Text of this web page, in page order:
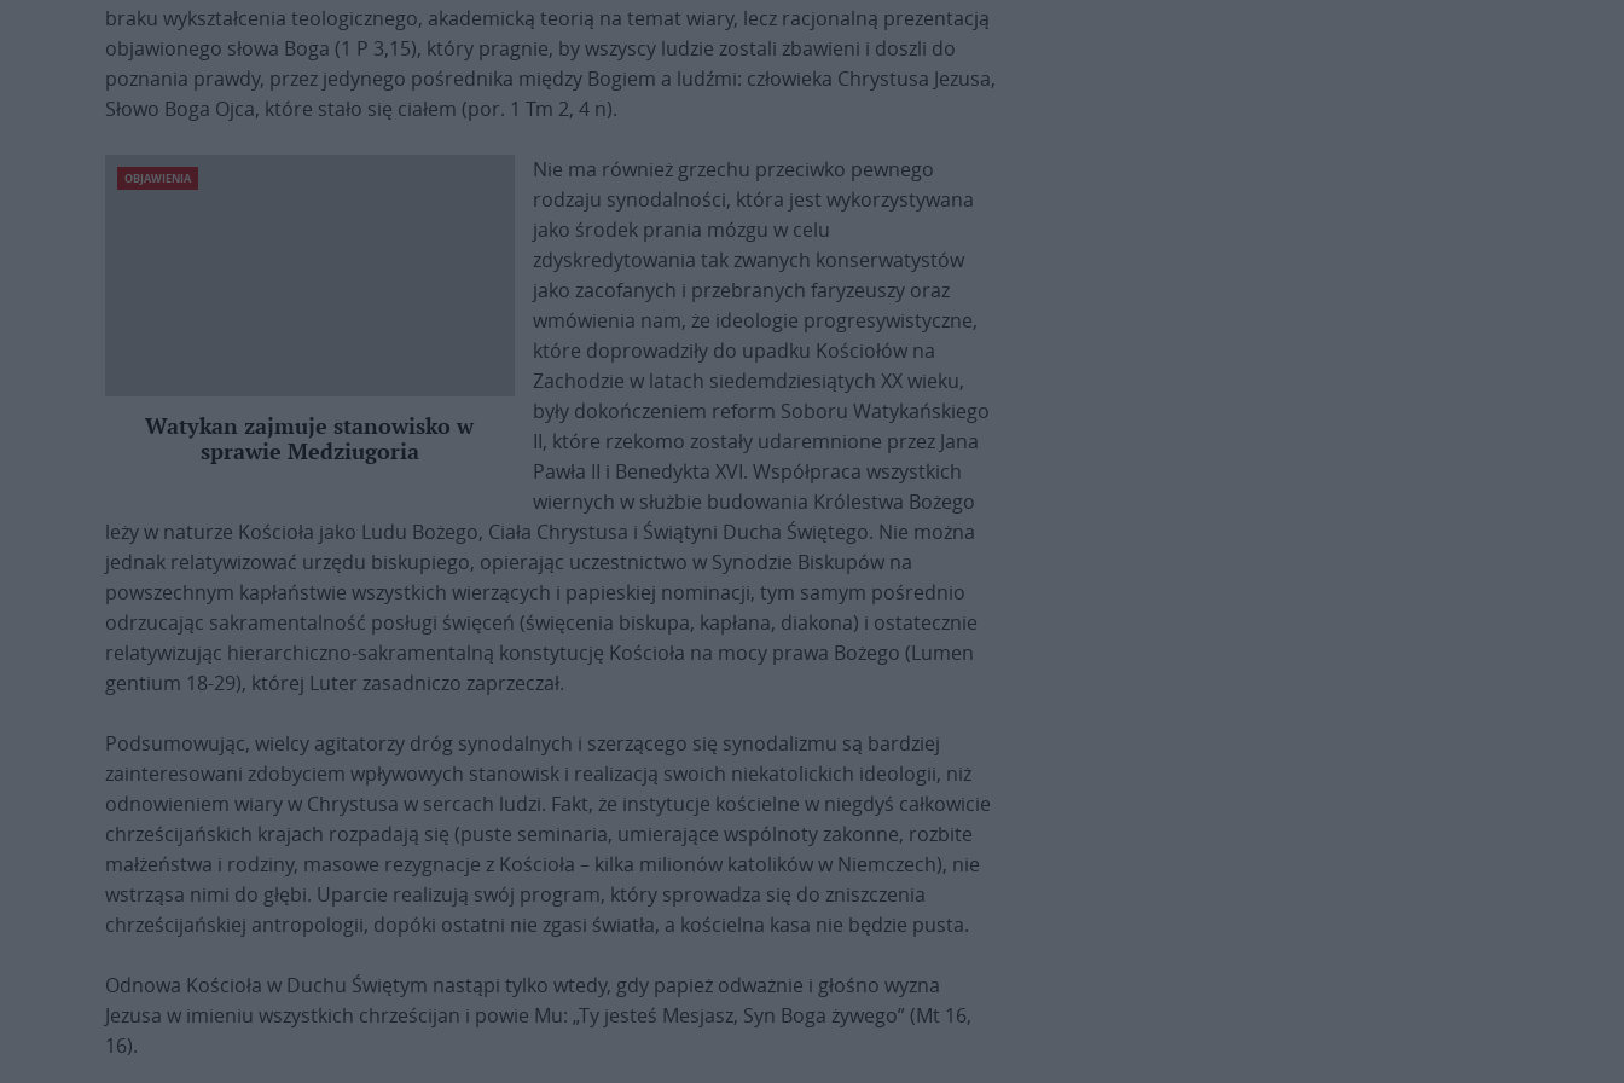
braku wykształcenia teologicznego, akademicką teorią na temat wiary, lecz racjonalną prezentacją
objawionego słowa Boga (1 P 3,15), który pragnie, by wszyscy ludzie zostali zbawieni i doszli do
poznania prawdy, przez jedynego pośrednika między Bogiem a ludźmi: człowieka Chrystusa Jezusa,
Słowo Boga Ojca, które stało się ciałem (por. 1 Tm 2, 4 n).
OBJAWIENIA
Watykan zajmuje stanowisko w
sprawie Medziugoria
Nie ma również grzechu przeciwko pewnego
rodzaju synodalności, która jest wykorzystywana
jako środek prania mózgu w celu
zdyskredytowania tak zwanych konserwatystów
jako zacofanych i przebranych faryzeuszy oraz
wmówienia nam, że ideologie progresywistyczne,
które doprowadziły do upadku Kościołów na
Zachodzie w latach siedemdziesiątych XX wieku,
były dokończeniem reform Soboru Watykańskiego
II, które rzekomo zostały udaremnione przez Jana
Pawła II i Benedykta XVI. Współpraca wszystkich
wiernych w służbie budowania Królestwa Bożego
leży w naturze Kościoła jako Ludu Bożego, Ciała Chrystusa i Świątyni Ducha Świętego. Nie można
jednak relatywizować urzędu biskupiego, opierając uczestnictwo w Synodzie Biskupów na
powszechnym kapłaństwie wszystkich wierzących i papieskiej nominacji, tym samym pośrednio
odrzucając sakramentalność posługi święceń (święcenia biskupa, kapłana, diakona) i ostatecznie
relatywizując hierarchiczno-sakramentalną konstytucję Kościoła na mocy prawa Bożego (Lumen
gentium 18-29), której Luter zasadniczo zaprzeczał.
Podsumowując, wielcy agitatorzy dróg synodalnych i szerzącego się synodalizmu są bardziej
zainteresowani zdobyciem wpływowych stanowisk i realizacją swoich niekatolickich ideologii, niż
odnowieniem wiary w Chrystusa w sercach ludzi. Fakt, że instytucje kościelne w niegdyś całkowicie
chrześcijańskich krajach rozpadają się (puste seminaria, umierające wspólnoty zakonne, rozbite
małżeństwa i rodziny, masowe rezygnacje z Kościoła – kilka milionów katolików w Niemczech), nie
wstrząsa nimi do głębi. Uparcie realizują swój program, który sprowadza się do zniszczenia
chrześcijańskiej antropologii, dopóki ostatni nie zgasi światła, a kościelna kasa nie będzie pusta.
Odnowa Kościoła w Duchu Świętym nastąpi tylko wtedy, gdy papież odważnie i głośno wyzna
Jezusa w imieniu wszystkich chrześcijan i powie Mu: „Ty jesteś Mesjasz, Syn Boga żywego” (Mt 16,
16).